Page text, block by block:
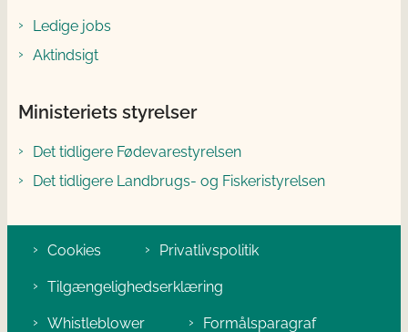
Ledige jobs
Aktindsigt
Ministeriets styrelser
Det tidligere Fødevarestyrelsen
Det tidligere Landbrugs- og Fiskeristyrelsen
Cookies Privatlivspolitik
Tilgængelighedserklæring
Whistleblower Formålsparagraf